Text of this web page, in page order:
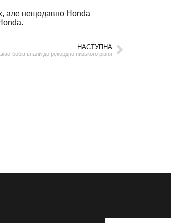
але нещодавно Honda
НАСТУПНА
бобів впали до рекордно низького рівня